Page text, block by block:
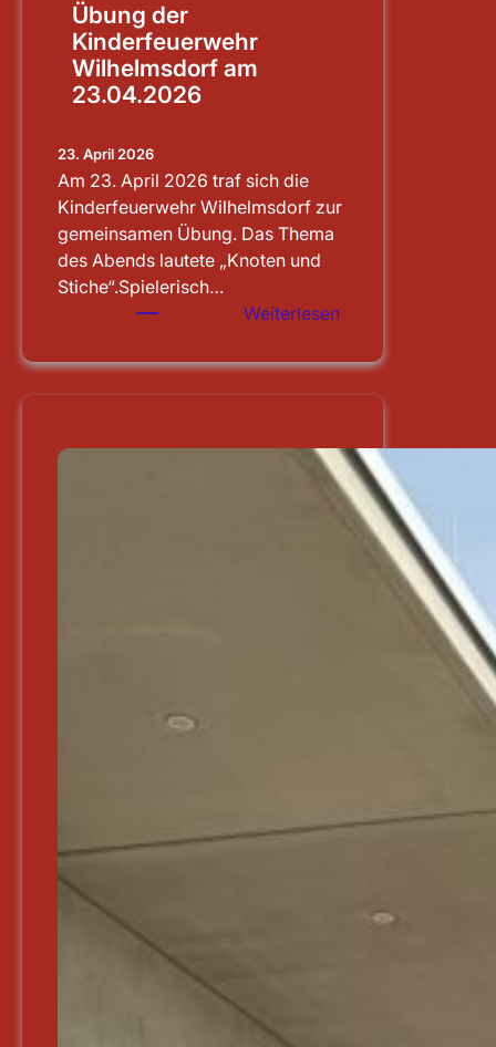
Übung der
Kinderfeuerwehr
Wilhelmsdorf am
23.04.2026
23. April 2026
Am 23. April 2026 traf sich die
Kinderfeuerwehr Wilhelmsdorf zur
gemeinsamen Übung. Das Thema
des Abends lautete „Knoten und
Stiche“.Spielerisch…
Weiterlesen
der
am
23.04.2026